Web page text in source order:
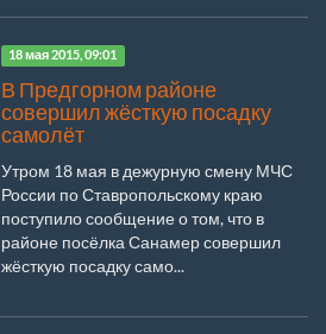
18 мая 2015, 09:01
В Предгорном районе
совершил жёсткую посадку
самолёт
Утром 18 мая в дежурную смену МЧС
России по Ставропольскому краю
поступило сообщение о том, что в
районе посёлка Санамер совершил
жёсткую посадку само...